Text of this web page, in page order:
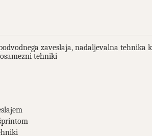
zaveslaja, nadaljevalna tehnika
tehniki